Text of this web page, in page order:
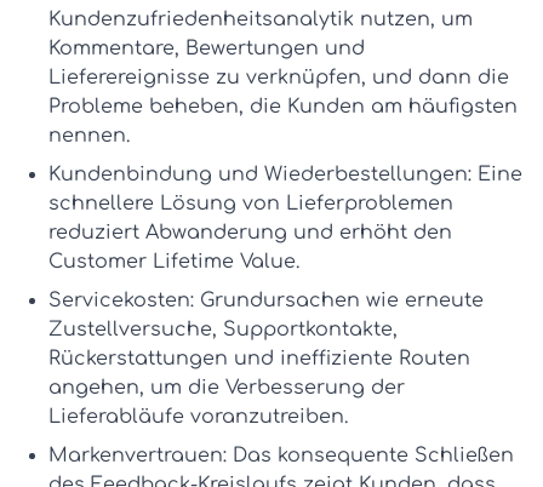
Kundenzufriedenheitsanalytik nutzen, um
Kommentare, Bewertungen und
Lieferereignisse zu verknüpfen, und dann die
Probleme beheben, die Kunden am häufigsten
nennen.
Kundenbindung und Wiederbestellungen: Eine
schnellere Lösung von Lieferproblemen
reduziert Abwanderung und erhöht den
Customer Lifetime Value.
Servicekosten: Grundursachen wie erneute
Zustellversuche, Supportkontakte,
Rückerstattungen und ineffiziente Routen
angehen, um die Verbesserung der
Lieferabläufe voranzutreiben.
Markenvertrauen: Das konsequente Schließen